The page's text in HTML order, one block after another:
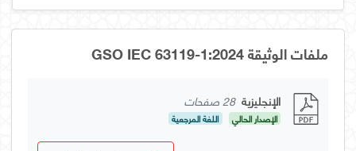
ملفات الوثيقة GSO IEC 63119-1:2024
الإنجليزية 28 صفحات
الإصدار الحالي اللغة المرجعية